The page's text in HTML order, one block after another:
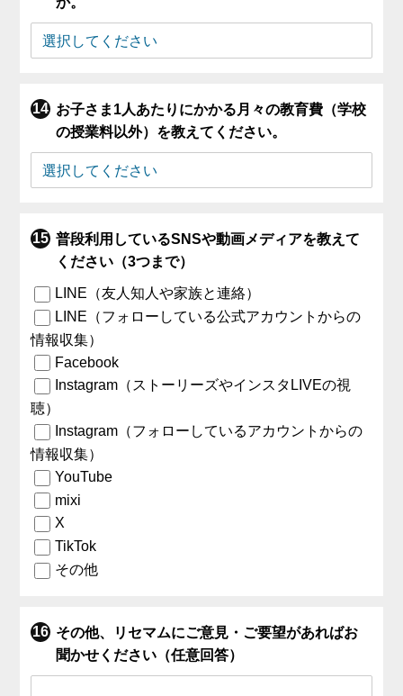
お子さま1人あたりにかかる月々の教育費（学校
の授業料以外）を教えてください。
普段利用しているSNSや動画メディアを教えて
ください（3つまで）
LINE（友人知人や家族と連絡）
LINE（フォローしている公式アカウントからの
情報収集）
Facebook
Instagram（ストーリーズやインスタLIVEの視
聴）
Instagram（フォローしているアカウントからの
情報収集）
YouTube
mixi
X
TikTok
その他
その他、リセマムにご意見・ご要望があればお
聞かせください（任意回答）